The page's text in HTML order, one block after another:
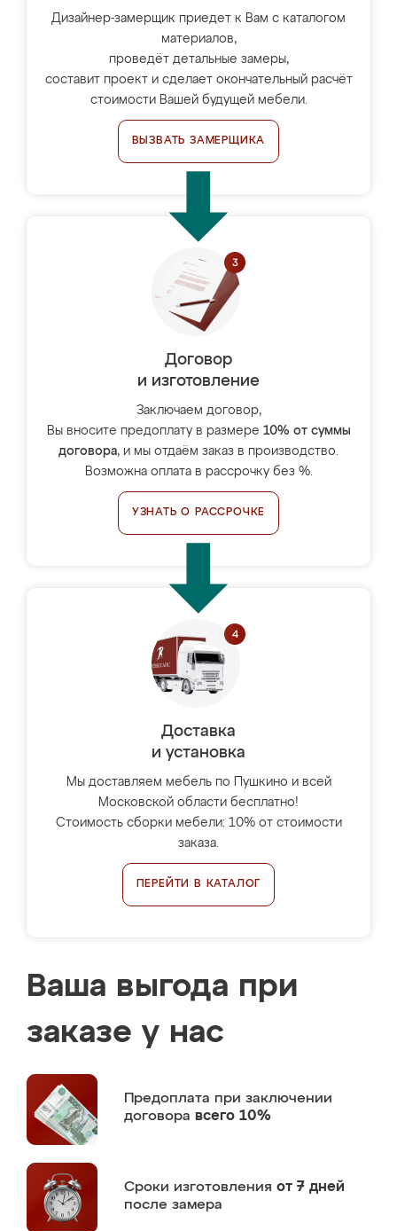
Дизайнер-замерщик приедет к Вам с каталогом
материалов,
проведёт детальные замеры,
составит проект и сделает окончательный расчёт
стоимости Вашей будущей мебели.
ВЫЗВАТЬ ЗАМЕРЩИКА
Договор
и изготовление
Заключаем договор,
Вы вносите предоплату в размере 10% от суммы
договора, и мы отдаём заказ в производство.
Возможна оплата в рассрочку без %.
УЗНАТЬ О РАССРОЧКЕ
Доставка
и установка
Мы доставляем мебель по Пушкино и всей
Московской области бесплатно!
Стоимость сборки мебели: 10% от стоимости
заказа.
ПЕРЕЙТИ В КАТАЛОГ
Ваша выгода при
заказе у нас
Предоплата при заключении
договора всего 10%
Сроки изготовления от 7 дней
после замера